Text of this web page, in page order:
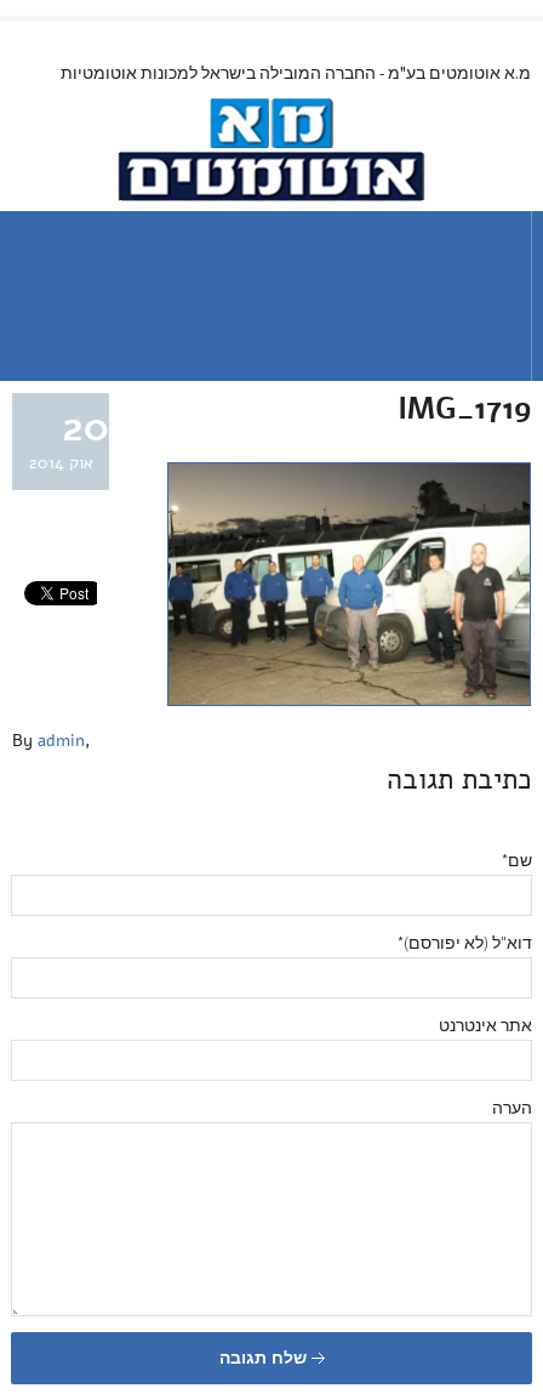
מ.א אוטומטים בע"מ - החברה המובילה בישראל למכונות אוטומטיות
20
אוק 2014
IMG_1719
By admin,
כתיבת תגובה
שם*
דוא"ל (לא יפורסם)*
אתר אינטרנט
הערה
שלח תגובה